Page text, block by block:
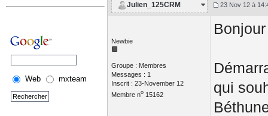
Web mxteam
Julien_125CRM 23 Nov 12 à
Newbie
Groupe : Membres
Messages : 1
Inscrit : 23-November 12
Membre no15162
qui